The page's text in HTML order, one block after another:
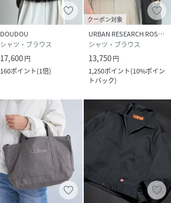
DOUDOU
シャツ・ブラウス
17,600円
160ポイント(1倍)
クーポン対象
URBAN RESEARCH ROSSO
シャツ・ブラウス
13,750円
1,250ポイント(10%ポイン
トバック)